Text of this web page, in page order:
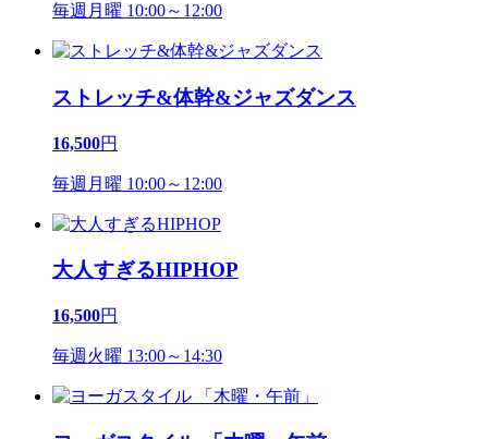
毎週月曜 10:00～12:00
ストレッチ&体幹&ジャズダンス
16,500円
毎週月曜 10:00～12:00
大人すぎるHIPHOP
16,500円
毎週火曜 13:00～14:30